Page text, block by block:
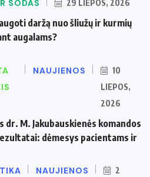
SODAS 29 LIEPOS, 2026
daržą nuo šliužų ir kurmių
augalams?
NAUJIENOS
10
LIEPOS,
2026
dr. M. Jakubauskienės komandos
dėmesys pacientams ir
NAUJIENOS
2